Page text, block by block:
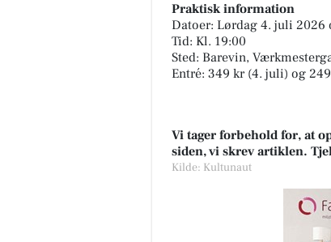
Praktisk information
Datoer: Lørdag 4. juli 2026
Tid: Kl. 19:00
Sted: Barevin,
Entré: 349 kr (4. juli) og
Vi tager forbehold for, at
siden, vi skrev artiklen.
Kilde: Kultunaut
Fairpaint det...
Åbn opslaget